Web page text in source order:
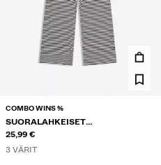
COMBO WINS %
SUORALAHKEISET
RAITAHOUSUT PRINTTIKUOSILLA
25,99 €
3 VÄRIT